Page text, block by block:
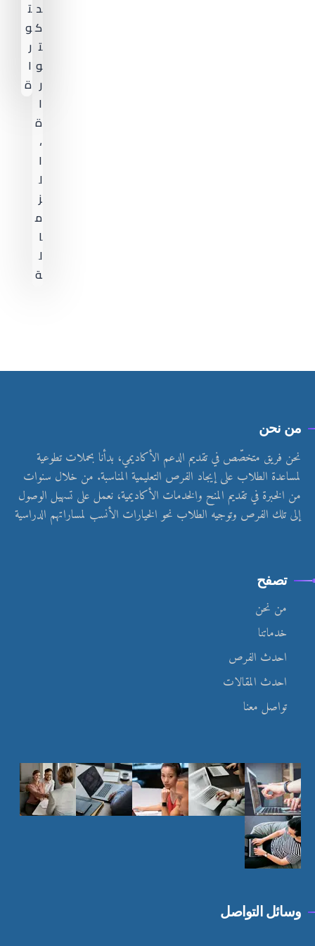
د
ك
ت
و
ر
ا
ة
،
ا
ل
ز
م
ا
ل
ة
ت
و
ر
ا
ة
من نحن
نحن فريق متخصّص في تقديم الدعم الأكاديمي، بدأنا بحملات تطوعية
لمساعدة الطلاب على إيجاد الفرص التعليمية المناسبة. من خلال سنوات
من الخبرة في تقديم المنح والخدمات الأكاديمية، نعمل على تسهيل الوصول
إلى تلك الفرص وتوجيه الطلاب نحو الخيارات الأنسب لمساراتهم الدراسية
تصفح
من نحن
خدماتنا
احدث الفرص
احدث المقالات
تواصل معنا
وسائل التواصل